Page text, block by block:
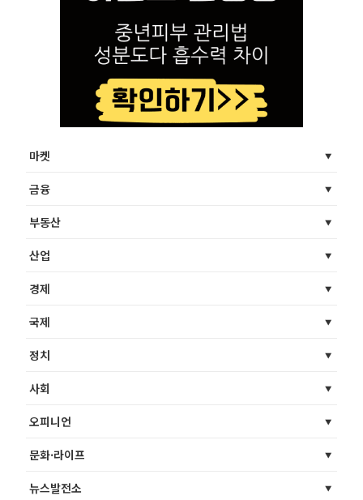
마켓
금융
부동산
산업
경제
국제
정치
사회
오피니언
문화·라이프
뉴스발전소